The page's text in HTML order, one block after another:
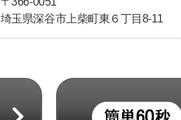
埼玉県深谷市上柴町東６丁目8-11